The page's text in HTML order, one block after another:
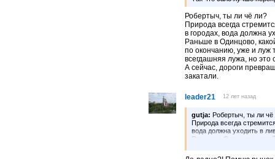
Робертыч, ты ли чё ли?
Природа всегда
в городах, вода должна
Раньше в Одинцово,
по окончанию, уже и луж
всегдашняя лужа, но это
А сейчас, дороги
закатали.
leader21 12 лет назад
gutja: Робертыч, ты ли чё
Природа всегда
вода должна уходить в
Раньше в Одинцово,
по окончанию, уже и луж